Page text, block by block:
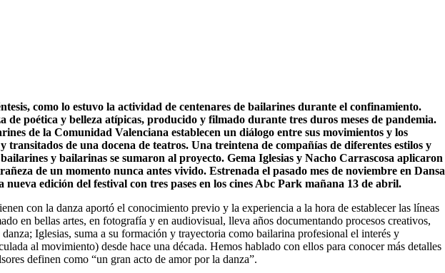
como lo estuvo la actividad de centenares de bailarines durante el confinamiento.
de poética y belleza atípicas, producido y filmado durante tres duros meses de pandemia.
de la Comunidad Valenciana establecen un diálogo entre sus movimientos y los
y transitados de una docena de teatros. Una treintena de compañías de diferentes estilos y
y bailarinas se sumaron al proyecto. Gema Iglesias y Nacho Carrascosa aplicaron
de un momento nunca antes vivido. Estrenada el pasado mes de noviembre en Dansa
nueva edición del festival con tres pases en los cines Abc Park mañana 13 de abril.
con la danza aportó el conocimiento previo y la experiencia a la hora de establecer las líneas
en bellas artes, en fotografía y en audiovisual, lleva años documentando procesos creativos,
Iglesias, suma a su formación y trayectoria como bailarina profesional el interés y
al movimiento) desde hace una década. Hemos hablado con ellos para conocer más detalles
definen como “un gran acto de amor por la danza”.